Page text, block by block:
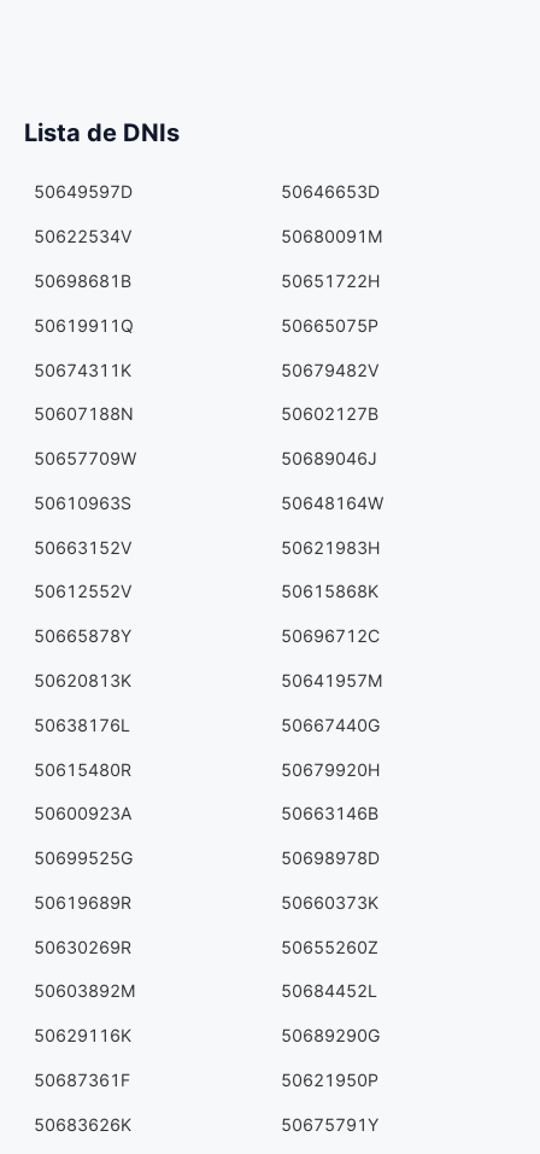
Lista de DNIs
50649597D 50646653D
50622534V 50680091M
50698681B 50651722H
50619911Q 50665075P
50674311K 50679482V
50607188N 50602127B
50657709W 50689046J
50610963S 50648164W
50663152V 50621983H
50612552V 50615868K
50665878Y 50696712C
50620813K 50641957M
50638176L 50667440G
50615480R 50679920H
50600923A 50663146B
50699525G 50698978D
50619689R 50660373K
50630269R 50655260Z
50603892M 50684452L
50629116K 50689290G
50687361F 50621950P
50683626K 50675791Y